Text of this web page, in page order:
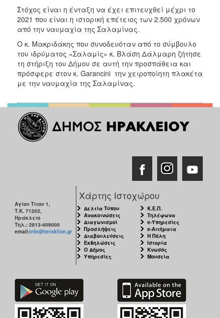
Στόχος είναι η ένταξη να έχει επιτευχθεί μέχρι το
2021 που είναι η ιστορική επέτειος των 2.500 χρόνων
από την ναυμαχία της Σαλαμίνας.
Ο κ. Μακριδάκης που συνοδευόταν από το σύμβουλο
του ιδρύματος «Σαλαμίς» κ. Βλάση Δάλμαρη ζήτησε
τη στήριξη του Δήμου σε αυτή την προσπάθεια και
πρόσφερε στον κ. Garancini την χειροποίητη πλακέτα
με την ναυμαχία της Σαλαμίνας.
Αγίου Τίτου 1,
Τ.Κ. 71202,
Ηράκλειο
Τηλ.: 2813-409000
email:info@heraklion.gr
Χάρτης Ιστοχώρου
Δελτία Τύπου
Ανακοινώσεις
Διαγωνισμοί
Προσλήψεις
Διαβουλεύσεις
Εκδηλώσεις
Ο Δήμος
Υπηρεσίες
Κ.Ε.Π.
Τηλέφωνα
e-Υπηρεσίες
e-Αιτήματα
Η Πόλη
Ιστορία
Κνωσός
Μουσεία